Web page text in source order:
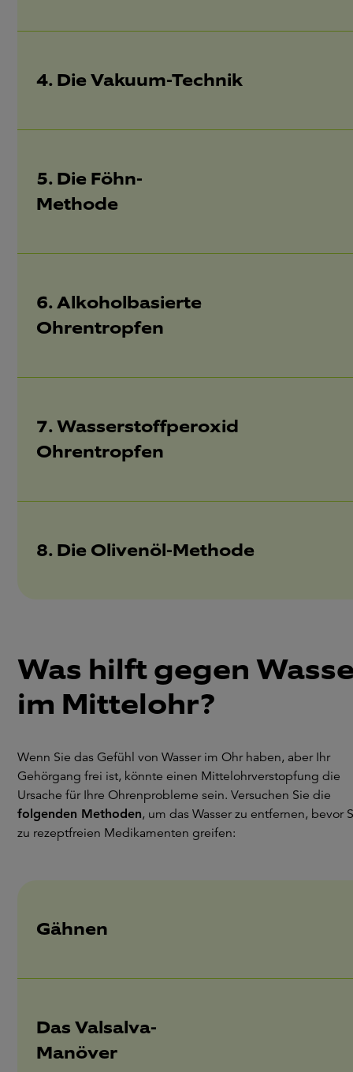
4. Die Vakuum-Technik
5. Die Föhn-
Methode
6. Alkoholbasierte
Ohrentropfen
7. Wasserstoffperoxid
Ohrentropfen
8. Die Olivenöl-Methode
Was hilft gegen
im Mittelohr?
Wenn Sie das Gefühl von Wasser im Ohr haben, aber Ihr
Gehörgang frei ist, könnte einen Mittelohrverstopfung die
Ursache für Ihre Ohrenprobleme sein. Versuchen Sie die
folgenden Methoden, um das Wasser zu entfernen, bevor
zu rezeptfreien Medikamenten greifen:
Gähnen
Das Valsalva-
Manöver